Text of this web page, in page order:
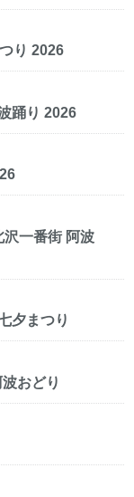
り 2026
踊り 2026
一番街 阿波
夕まつり
おどり